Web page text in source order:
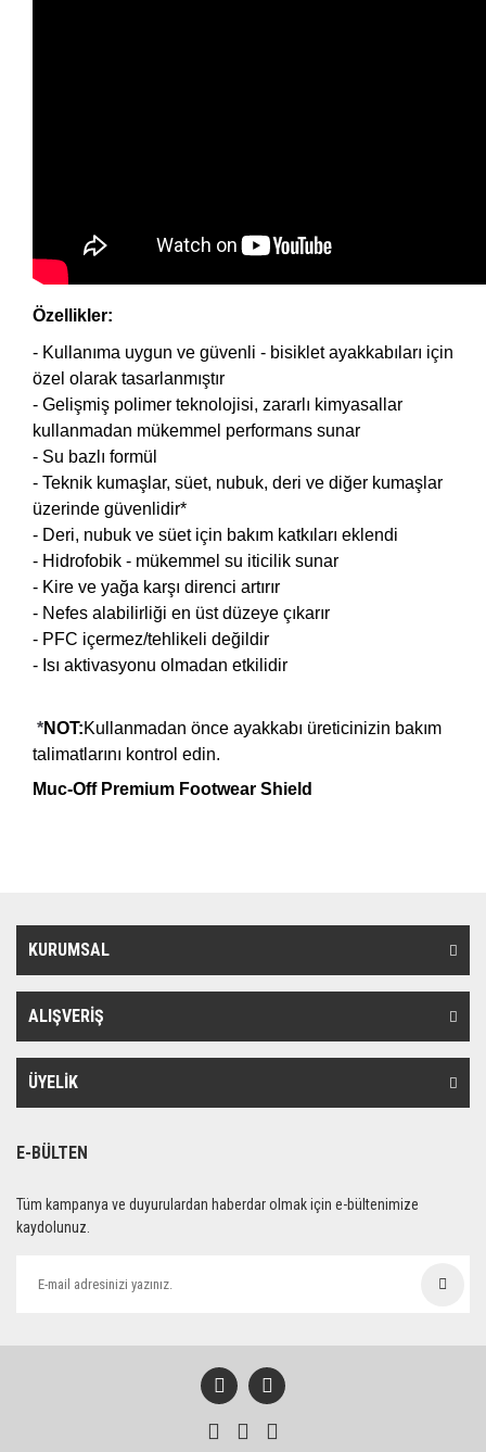
Özellikler:
- Kullanıma uygun ve güvenli - bisiklet ayakkabıları için
özel olarak tasarlanmıştır
- Gelişmiş polimer teknolojisi, zararlı kimyasallar
kullanmadan mükemmel performans sunar
- Su bazlı formül
- Teknik kumaşlar, süet, nubuk, deri ve diğer kumaşlar
üzerinde güvenlidir*
- Deri, nubuk ve süet için bakım katkıları eklendi
- Hidrofobik - mükemmel su iticilik sunar
- Kire ve yağa karşı direnci artırır
- Nefes alabilirliği en üst düzeye çıkarır
- PFC içermez/tehlikeli değildir
- Isı aktivasyonu olmadan etkilidir
*NOT:Kullanmadan önce ayakkabı üreticinizin bakım
talimatlarını kontrol edin.
Muc-Off Premium Footwear Shield
KURUMSAL
ALIŞVERİŞ
ÜYELİK
E-BÜLTEN
Tüm kampanya ve duyurulardan haberdar olmak için e-bültenimize
kaydolunuz.